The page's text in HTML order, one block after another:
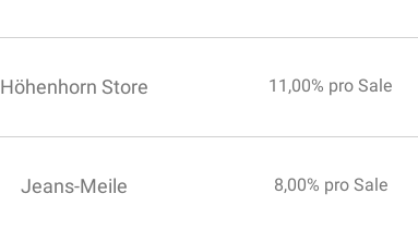
Höhenhorn Store 11,00% pro Sale
Jeans-Meile 8,00% pro Sale